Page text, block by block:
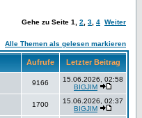
Gehe zu Seite 1 2 3 4 Weiter
Alle Themen als gelesen markieren
Aufrufe Letzter Beitrag
9166
15.06.2026, 02:58
BIGJIM
1700
15.06.2026, 02:37
BIGJIM